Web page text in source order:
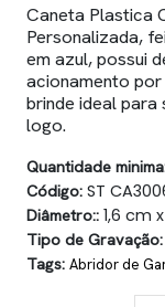
Caneta Plastica
Personalizada,
em azul, possui
acionamento
brinde ideal
logo.
Quantidade
Código: ST
Diâmetro:: 1,6 cm
Tipo de Gravação:
Tags: Abridor de